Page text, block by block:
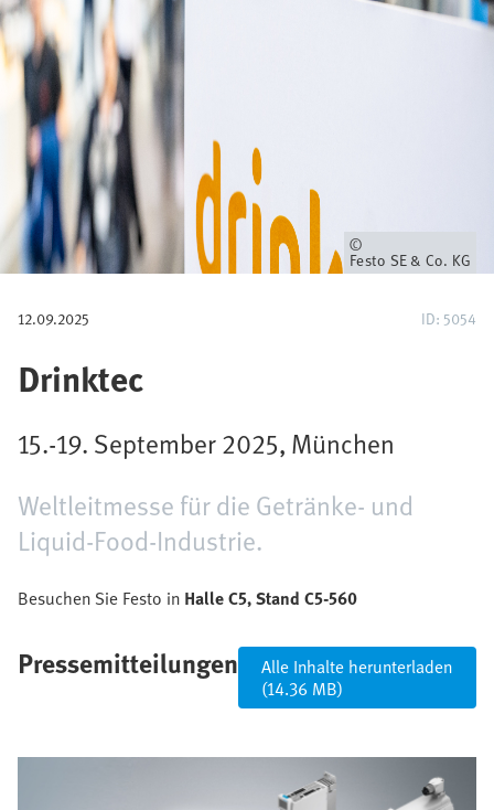
i
g
o
n
Eigentümer
Festo SE & Co. KG
12.09.2025 ID: 5054
Drinktec
15.-19. September 2025, München
Weltleitmesse für die Getränke- und
Liquid-Food-Industrie.
Besuchen Sie Festo in Halle C5, Stand C5-560
Pressemitteilungen
Alle Inhalte herunterladen
(14.36 MB)